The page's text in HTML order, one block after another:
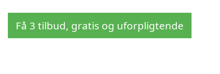
Få 3 tilbud, gratis og uforpligtende